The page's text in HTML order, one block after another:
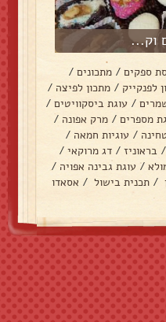
וק...
ספקים / מתכונים /
לפנקייק / מתכון לפיצה /
/ עוגת ביסקוויטים /
מספרים / מרק אפונה /
/ עוגיות חמאה /
/ בראוניז / דג מרוקאי /
/ עוגת גבינה אפויה /
/ תכנית בישול / אסאדו